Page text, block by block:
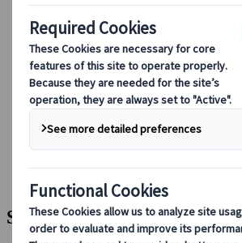
Sæsonbestemte rejsetips
Hovedattraktioner
Kulturelle indsigter
Kulinariske oplevelser
Opdag Japan i tog
Ofte stillede spørgsmål
Vigtige oplysninger
Etikette i Japan
Bilkørsel i Japan
Booking hos os
Japan Rail Pass
Indkvartering
Online rejserådgivning
Sådan kommer du i gang